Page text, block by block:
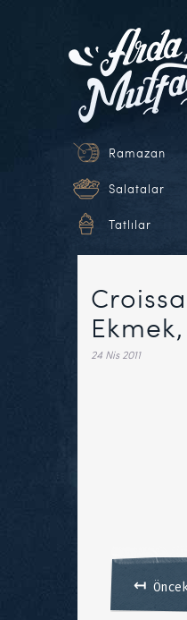
Ramazan
Salatalar
Tatlılar
24 Nis 2011
↤